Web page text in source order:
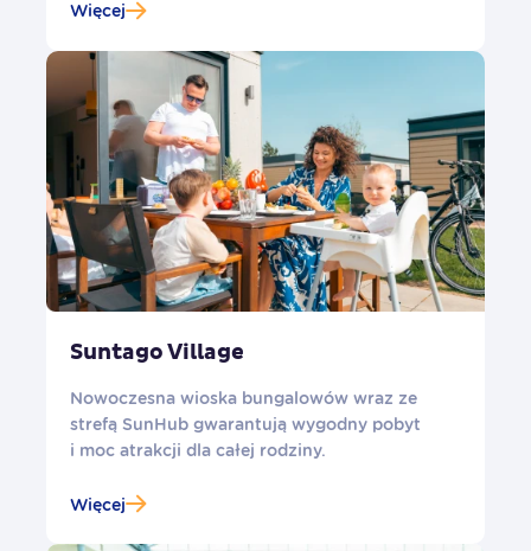
Więcej
Suntago Village
Nowoczesna wioska bungalowów wraz ze
strefą SunHub gwarantują wygodny pobyt
i moc atrakcji dla całej rodziny.
Więcej